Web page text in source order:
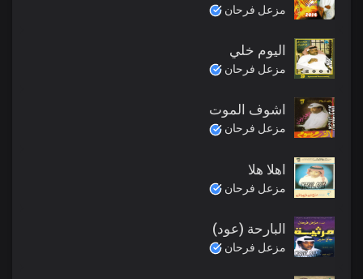
مزعل فرحان
اليوم خلي
مزعل فرحان
اشوف الموت
مزعل فرحان
اهلا هلا
مزعل فرحان
البارحة (عود)
مزعل فرحان